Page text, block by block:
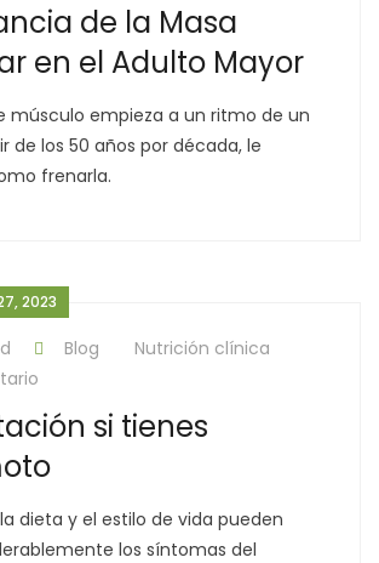
de la Masa
en el Adulto Mayor
músculo empieza a un ritmo de un
de los 50 años por década, le
frenarla.
2023
Blog
Nutrición clínica
si tienes
dieta y el estilo de vida pueden
los síntomas del